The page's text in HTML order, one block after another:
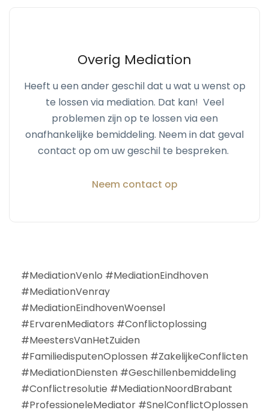
Overig Mediation
Heeft u een ander geschil dat u wat u wenst op
te lossen via mediation. Dat kan! Veel
problemen zijn op te lossen via een
onafhankelijke bemiddeling. Neem in dat geval
contact op om uw geschil te bespreken.
Neem contact op
#MediationVenlo #MediationEindhoven
#MediationVenray
#MediationEindhovenWoensel
#ErvarenMediators #Conflictoplossing
#MeestersVanHetZuiden
#FamiliedisputenOplossen #ZakelijkeConflicten
#MediationDiensten #Geschillenbemiddeling
#Conflictresolutie #MediationNoordBrabant
#ProfessioneleMediator #SnelConflictOplossen